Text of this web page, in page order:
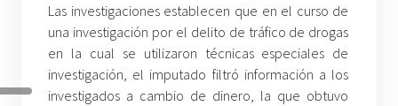
Las investigaciones establecen que en el curso de
una investigación por el delito de tráfico de drogas
en la cual se utilizaron técnicas especiales de
investigación, el imputado filtró información a los
investigados a cambio de dinero, la que obtuvo